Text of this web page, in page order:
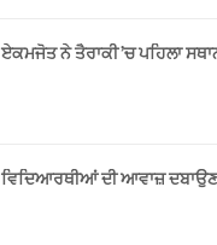
ਏਕਮਜੋਤ ਨੇ ਤੈਰਾਕੀ ’ਚ ਪਹਿਲਾ
ਵਿਦਿਆਰਥੀਆਂ ਦੀ ਆਵਾਜ਼